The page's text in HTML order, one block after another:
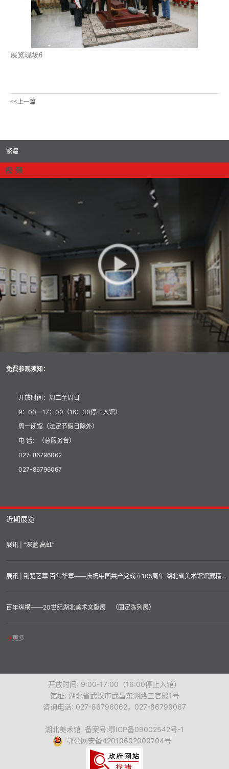
展览现场6
<<上一篇
繁體
视 频
免费参观须知：
开放时间：周二至周日
9：00—17：00（16：30停止入馆）
周一闭馆（法定节假日除外）
电 话：（总服务台）
027-86796062
027-86796067
近期展览
展讯 | “深蓝·高虹”
展讯 | 荆楚艺萃 百年华章——庆祝中国共产党成立105周年 湖北省美术馆馆藏精品汇展
百年纵横——20世纪湖北美术文献展 （固定陈列展）
更多
开放时间: 9:00-17:00（16:00停止入馆）
馆址: 湖北省武汉市武昌东湖路三官殿1号
咨询电话: 027-86796062，027-86796067
湖北美术馆 备案号:鄂ICP备09002542号-1
鄂公网安备42010602000704号